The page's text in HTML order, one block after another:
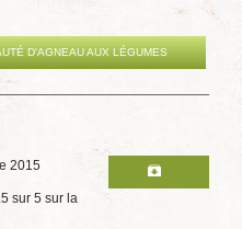
D'AGNEAU AUX LÉGUMES
2015
sur 5 sur la